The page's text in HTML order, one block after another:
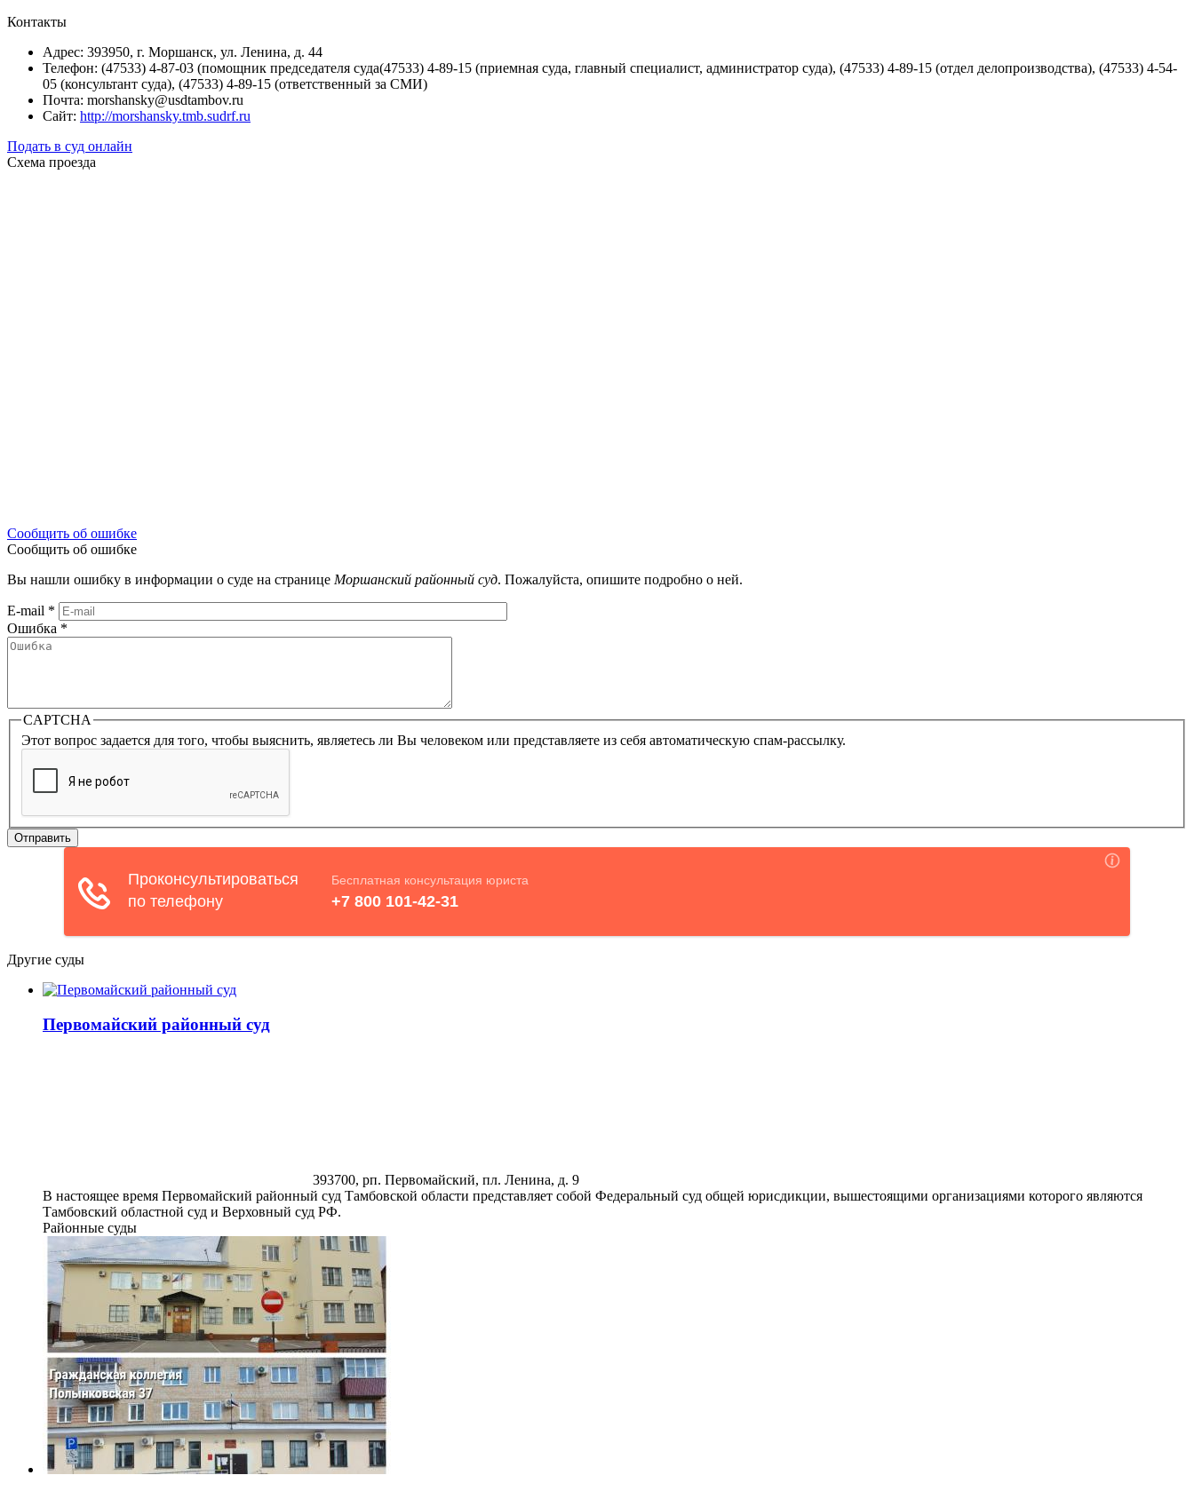
Контакты
Адрес: 393950, г. Моршанск, ул. Ленина, д. 44
Телефон: (47533) 4-87-03 (помощник председателя суда(47533) 4-89-15 (приемная суда, главный специалист, администратор суда), (47533) 4-89-15 (отдел делопроизводства), (47533) 4-54-
05 (консультант суда), (47533) 4-89-15 (ответственный за СМИ)
Почта: morshansky@usdtambov.ru
Сайт: http://morshansky.tmb.sudrf.ru
Подать в суд онлайн
Схема проезда
Сообщить об ошибке
Сообщить об ошибке
Вы нашли ошибку в информации о суде на странице Моршанский районный суд. Пожалуйста, опишите подробно о ней.
E-mail *
Ошибка *
CAPTCHA
Этот вопрос задается для того, чтобы выяснить, являетесь ли Вы человеком или представляете из себя автоматическую спам-рассылку.
Другие суды
Первомайский районный суд
393700, рп. Первомайский, пл. Ленина, д. 9
В настоящее время Первомайский районный суд Тамбовской области представляет собой Федеральный суд общей юрисдикции, вышестоящими организациями которого являются
Тамбовский областной суд и Верховный суд РФ.
Районные суды